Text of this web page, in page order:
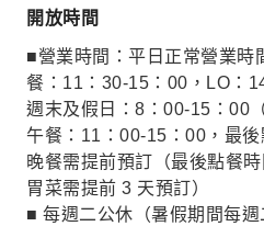
開放時間
■營業時間：平日正常營業時
餐：11：30-15：00，LO：
週末及假日：8：00-15：00
午餐：11：00-15：00，最後
晚餐需提前預訂（最後點餐
胃菜需提前 3 天預訂）
■ 每週二公休（暑假期間每週